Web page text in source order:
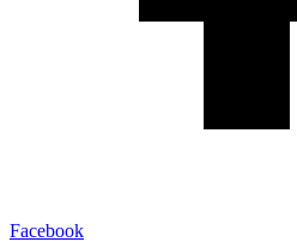
Facebook